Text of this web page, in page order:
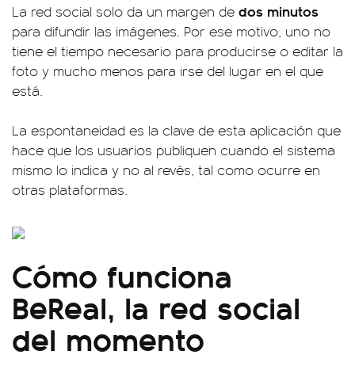
La red social solo da un margen de dos minutos
para difundir las imágenes. Por ese motivo, uno no
tiene el tiempo necesario para producirse o editar la
foto y mucho menos para irse del lugar en el que
está.
La espontaneidad es la clave de esta aplicación que
hace que los usuarios publiquen cuando el sistema
mismo lo indica y no al revés, tal como ocurre en
otras plataformas.
Cómo funciona
BeReal, la red social
del momento